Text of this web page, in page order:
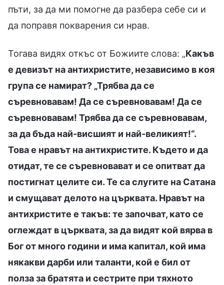
пъти, за да ми помогне да разбера себе си и
да поправя покварения си нрав.
Тогава видях откъс от Божиите слова: „Какъв
е девизът на антихристите, независимо в коя
група се намират? „Трябва да се
съревновавам! Да се съревновавам! Да се
съревновавам! Трябва да се съревновавам,
за да бъда най-висшият и най-великият!“.
Това е нравът на антихристите. Където и да
отидат, те се съревновават и се опитват да
постигнат целите си. Те са слугите на Сатана
и смущават делото на църквата. Нравът на
антихристите е такъв: те започват, като се
оглеждат в църквата, за да видят кой вярва в
Бог от много години и има капитал, кой има
някакви дарби или таланти, кой е бил от
полза за братята и сестрите при тяхното